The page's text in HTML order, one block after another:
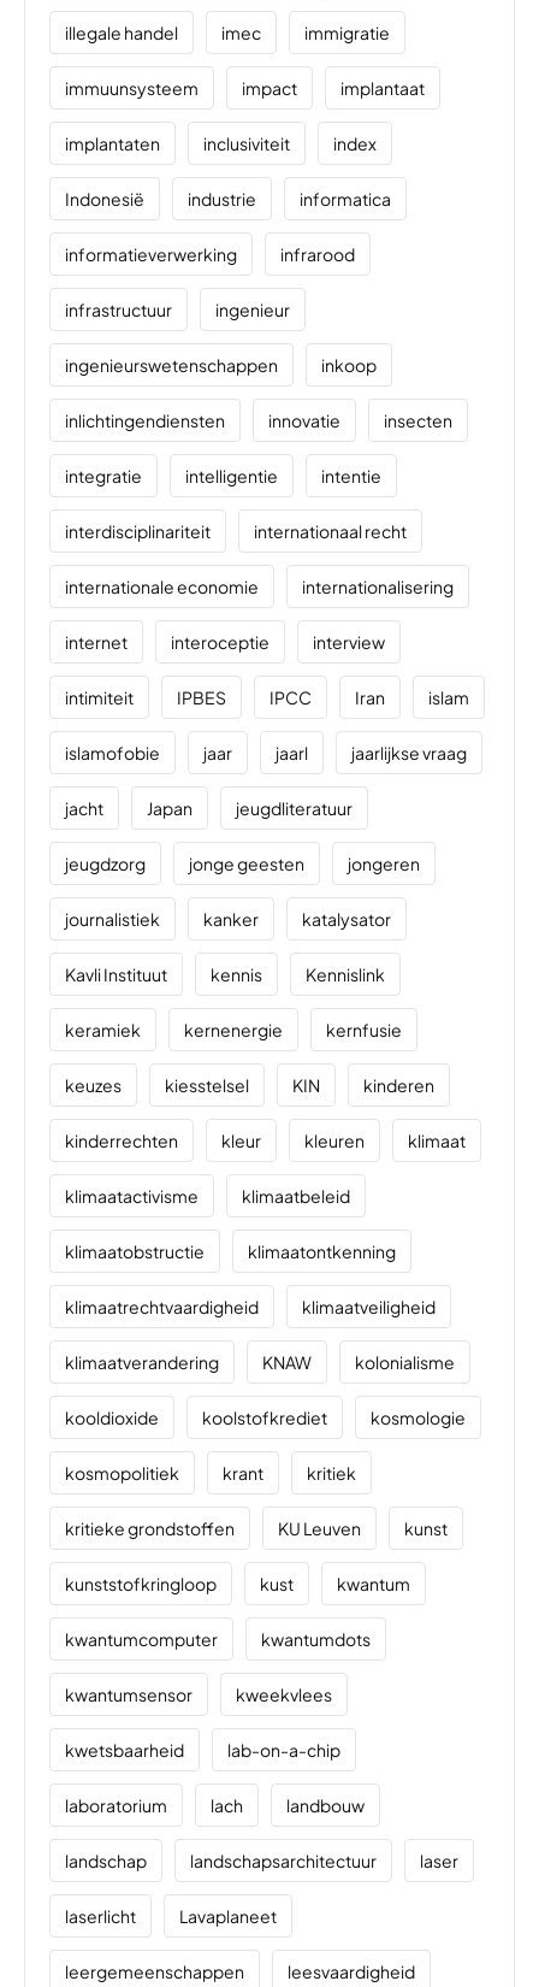
illegale handel imec immigratie
immuunsysteem impact implantaat
implantaten inclusiviteit index
Indonesië industrie informatica
informatieverwerking infrarood
infrastructuur ingenieur
ingenieurswetenschappen inkoop
inlichtingendiensten innovatie insecten
integratie intelligentie intentie
interdisciplinariteit internationaal recht
internationale economie internationalisering
internet interoceptie interview
intimiteit IPBES IPCC Iran islam
islamofobie jaar jaarl jaarlijkse vraag
jacht Japan jeugdliteratuur
jeugdzorg jonge geesten jongeren
journalistiek kanker katalysator
Kavli Instituut kennis Kennislink
keramiek kernenergie kernfusie
keuzes kiesstelsel KIN kinderen
kinderrechten kleur kleuren klimaat
klimaatactivisme klimaatbeleid
klimaatobstructie klimaatontkenning
klimaatrechtvaardigheid klimaatveiligheid
klimaatverandering KNAW kolonialisme
kooldioxide koolstofkrediet kosmologie
kosmopolitiek krant kritiek
kritieke grondstoffen KU Leuven kunst
kunststofkringloop kust kwantum
kwantumcomputer kwantumdots
kwantumsensor kweekvlees
kwetsbaarheid lab-on-a-chip
laboratorium lach landbouw
landschap landschapsarchitectuur laser
laserlicht Lavaplaneet
leergemeenschappen leesvaardigheid